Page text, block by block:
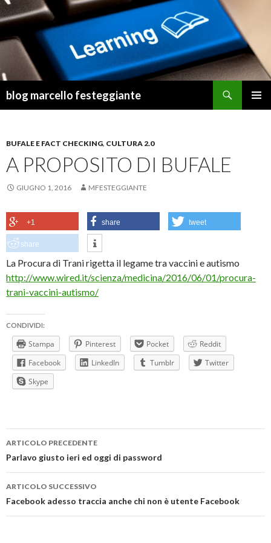
blog marcello festeggiante
BUFALE E FACT CHECKING, CULTURA 2.0
A PROPOSITO DI BUFALE
GIUGNO 1, 2016 MFESTEGGIANTE
+1 share tweet
share
La Procura di Trani rigetta il legame tra vaccini e autismo
http://www.wired.it/scienza/medicina/2016/06/01/procura-
trani-vaccini-autismo/
CONDIVIDI:
Stampa Pinterest Pocket
Reddit
Facebook
LinkedIn Tumblr
Twitter
Skype
Navigazione
articolo
ARTICOLO PRECEDENTE
Parlavo giusto ieri ed oggi di password
ARTICOLO SUCCESSIVO
Facebook adesso traccia anche chi non è utente Facebook